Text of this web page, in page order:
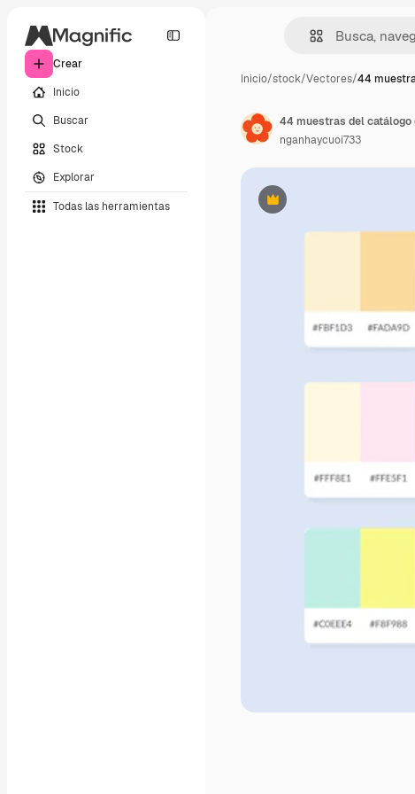
Crear
Inicio
Buscar
Stock
Explorar
Todas las herramientas
Inicio/stock/Vectores/44
Premium
nganhaycuoi733